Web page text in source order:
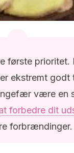
første
ekstremt
være en
forbedre dit
forbrændinger.